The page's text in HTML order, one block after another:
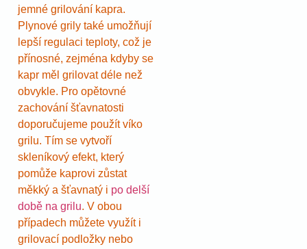
jemné grilování kapra.
Plynové grily také umožňují
lepší regulaci teploty, což je
přínosné, zejména kdyby se
kapr měl grilovat déle než
obvykle. Pro opětovné
zachování šťavnatosti
doporučujeme použít víko
grilu. Tím se vytvoří
skleníkový efekt, který
pomůže kaprovi zůstat
měkký a šťavnatý i po delší
době na grilu. V obou
případech můžete využít i
grilovací podložky nebo